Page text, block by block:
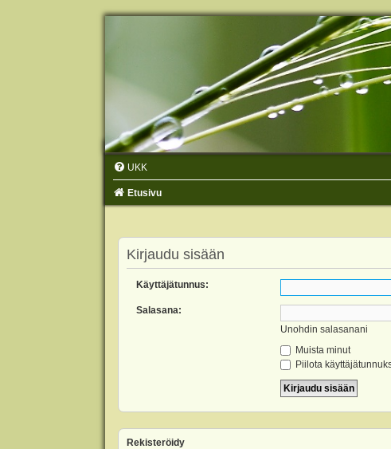
UKK
Etusivu
Kirjaudu sisään
Käyttäjätunnus:
Salasana:
Unohdin salasanani
Muista minut
Piilota
Rekisteröidy